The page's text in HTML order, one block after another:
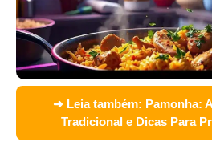
➜ Leia também: Pamonha:
Tradicional e Dicas Para